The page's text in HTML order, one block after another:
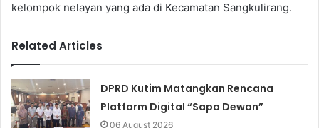
kelompok nelayan yang ada di Kecamatan Sangkulirang.
Related Articles
DPRD Kutim Matangkan Rencana
Platform Digital “Sapa Dewan”
06 August 2026